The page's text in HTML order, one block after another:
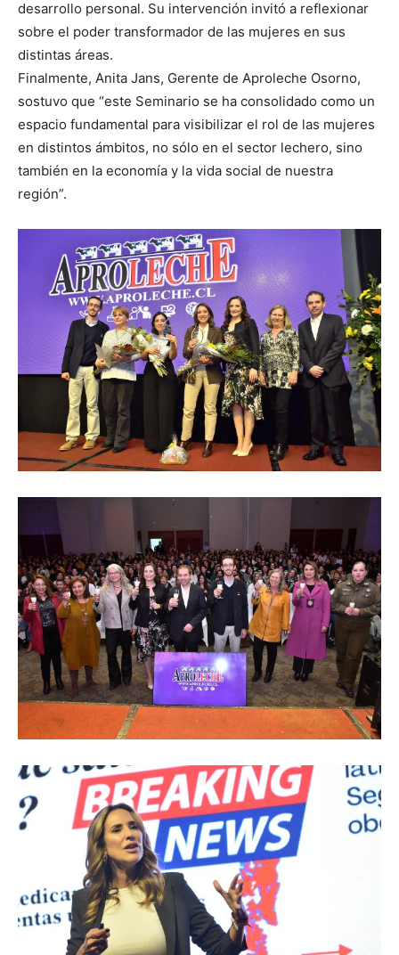
desarrollo personal. Su intervención invitó a reflexionar
sobre el poder transformador de las mujeres en sus
distintas áreas.
Finalmente, Anita Jans, Gerente de Aproleche Osorno,
sostuvo que “este Seminario se ha consolidado como un
espacio fundamental para visibilizar el rol de las mujeres
en distintos ámbitos, no sólo en el sector lechero, sino
también en la economía y la vida social de nuestra
región”.